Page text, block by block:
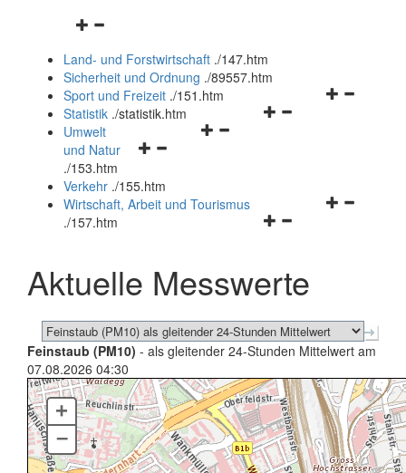
Navigationsmenü
und
schließen
Land- und Forstwirtschaft ./147.htm
Sicherheit und Ordnung ./89557.htm
Navigationsmenü
Sport und Freizeit ./151.htm
Navigationsmenü
Statistik ./statistik.htm
Navigationsmenü
und
schließen
Umwelt
und Natur
./153.htm
Verkehr ./155.htm
Navigationsmenü
schließen
Wirtschaft, Arbeit und Tourismus
./157.htm
Aktuelle Messwerte
Feinstaub (PM10) - als gleitender 24-Stunden Mittelwert am
07.08.2026 04:30
+
–